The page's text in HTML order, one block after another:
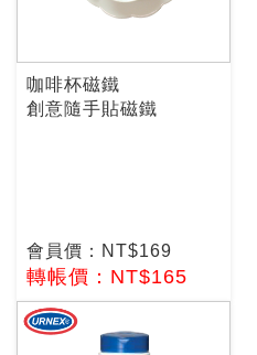
咖啡杯磁鐵
創意隨手貼磁鐵
會員價：NT$169
轉帳價：NT$165